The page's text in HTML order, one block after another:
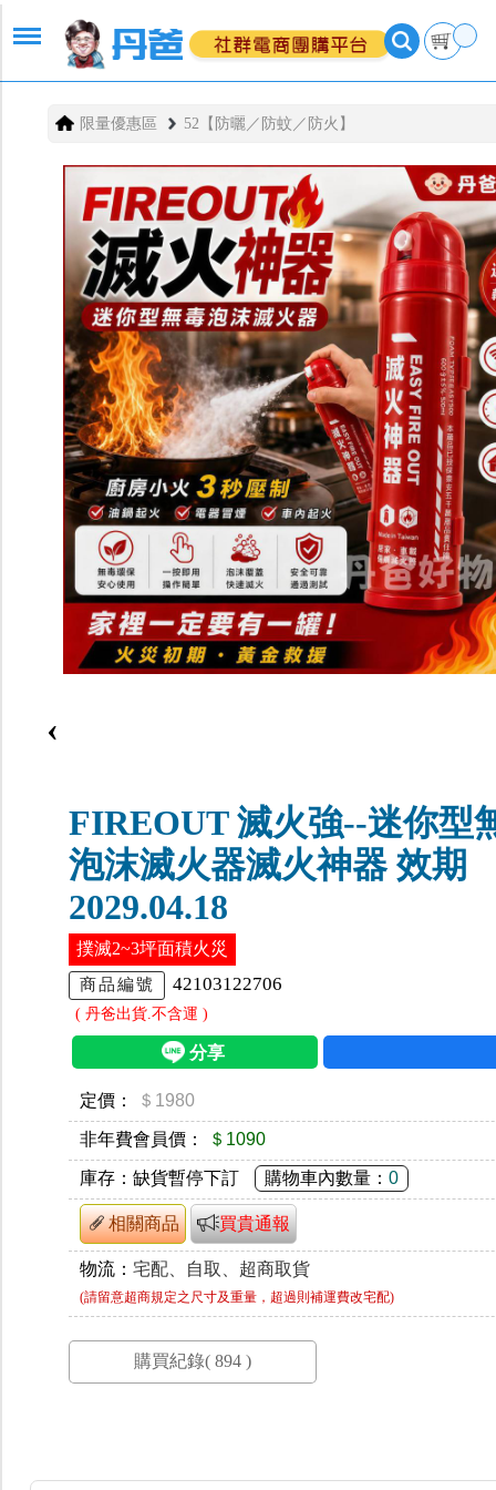
限量優惠區 52【防曬／防蚊／防火】
‹
FIREOUT 滅火強--迷你型
泡沫滅火器滅火神器 效期
2029.04.18
撲滅2~3坪面積火災
商品編號 42103122706
( 丹爸出貨.不含運 )
定價： ＄1980
非年費會員價： ＄1090
庫存：缺貨暫停下訂 購物車內數量：0
相關商品 買貴通報
物流：宅配、自取、超商取貨
(請留意超商規定之尺寸及重量，超過則補運費改宅配)